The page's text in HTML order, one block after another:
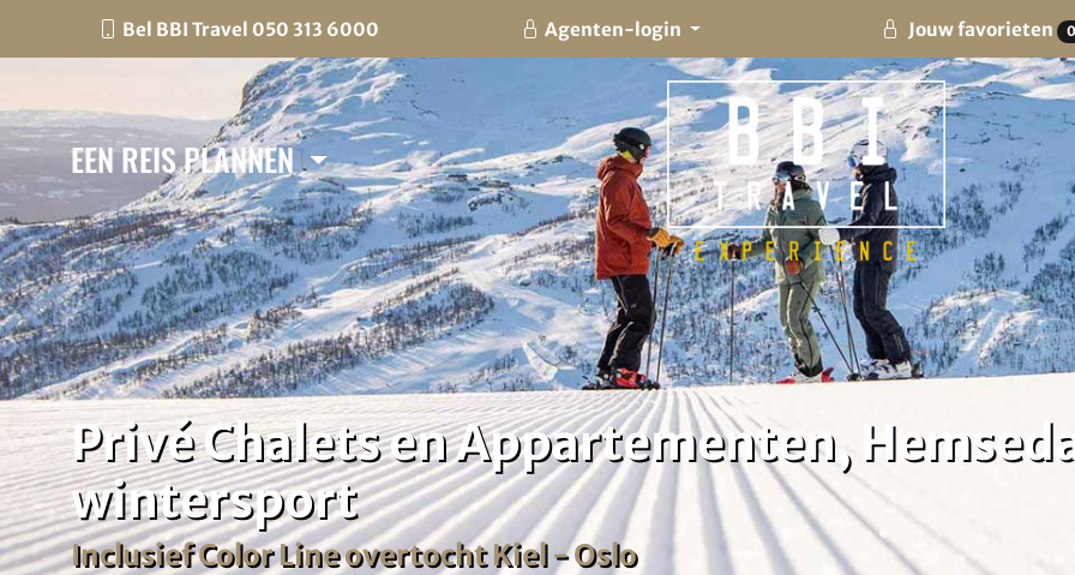
Bel BBI Travel 050 313 6000 Agenten-login Jouw favorieten 0
EEN REIS PLANNEN
Privé Chalets en Appartementen,
wintersport
Inclusief Color Line overtocht Kiel - Oslo